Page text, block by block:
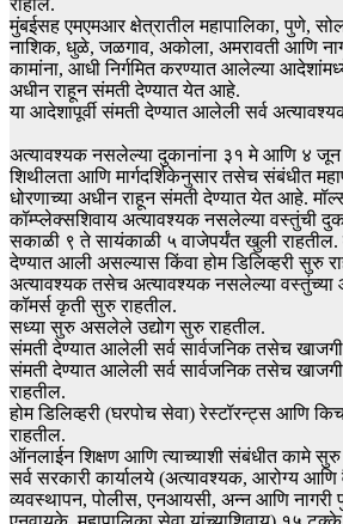
राहील.
मुंबईसह एमएमआर क्षेत्रातील महापालिका, पुणे,
नाशिक, धुळे, जळगाव, अकोला, अमरावती आणि
कामांना, आधी निर्गमित करण्यात आलेल्या
अधीन राहून संमती देण्यात येत आहे.
या आदेशापूर्वी संमती देण्यात आलेली सर्व
अत्यावश्यक नसलेल्या दुकानांना ३१ मे आणि ४ जून
शिथीलता आणि मार्गदर्शिकेनुसार तसेच संबंधीत
धोरणाच्या अधीन राहून संमती देण्यात येत आहे.
कॉम्प्लेक्सशिवाय अत्यावश्यक नसलेल्या वस्तुंची
सकाळी ९ ते सायंकाळी ५ वाजेपर्यंत खुली राहतील.
देण्यात आली असल्यास किंवा होम डिलिव्हरी सुरु
अत्यावश्यक तसेच अत्यावश्यक नसलेल्या वस्तुंच्या
कॉमर्स कृती सुरु राहतील.
सध्या सुरु असलेले उद्योग सुरु राहतील.
संमती देण्यात आलेली सर्व सार्वजनिक तसेच
संमती देण्यात आलेली सर्व सार्वजनिक तसेच
राहतील.
होम डिलिव्हरी (घरपोच सेवा) रेस्टॉरन्ट्स आणि
राहतील.
ऑनलाईन शिक्षण आणि त्याच्याशी संबंधीत कामे सुरु
सर्व सरकारी कार्यालये (अत्यावश्यक, आरोग्य आणि
व्यवस्थापन, पोलीस, एनआयसी, अन्न आणि नागरी